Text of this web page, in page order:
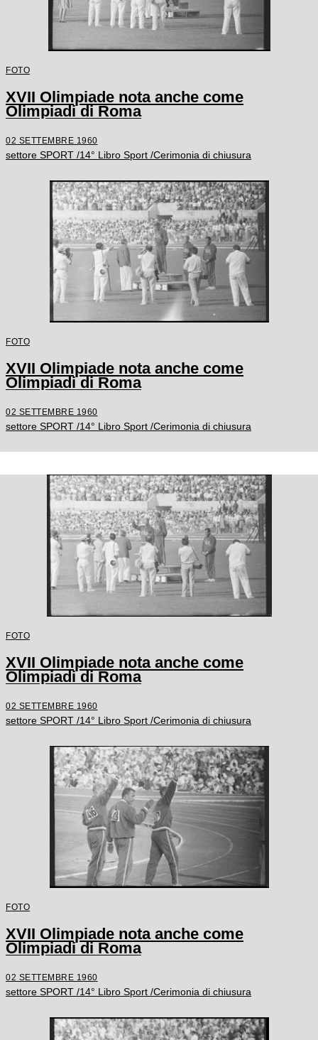
FOTO
XVII Olimpiade nota anche come
Olimpiadi di Roma
02 SETTEMBRE 1960
settore SPORT /14° Libro Sport /Cerimonia di chiusura
FOTO
XVII Olimpiade nota anche come
Olimpiadi di Roma
02 SETTEMBRE 1960
settore SPORT /14° Libro Sport /Cerimonia di chiusura
FOTO
XVII Olimpiade nota anche come
Olimpiadi di Roma
02 SETTEMBRE 1960
settore SPORT /14° Libro Sport /Cerimonia di chiusura
FOTO
XVII Olimpiade nota anche come
Olimpiadi di Roma
02 SETTEMBRE 1960
settore SPORT /14° Libro Sport /Cerimonia di chiusura